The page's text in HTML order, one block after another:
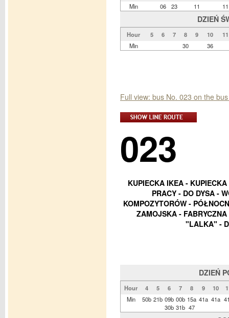
Min
06 23 11 11
DZIEŃ
Hour 5 6 7 8 9 10
11
Min
30 36
Full view: bus No. 023 on the
023
KUPIECKA IKEA -
PRACY - DO DYSA -
KOMPOZYTORÓW -
ZAMOJSKA -
"LALKA" -
DZIEŃ
Hour 4 5 6 7 8 9 10
Min
50b 21b 09b
30b
00b
31b
15a
47
41a 41a